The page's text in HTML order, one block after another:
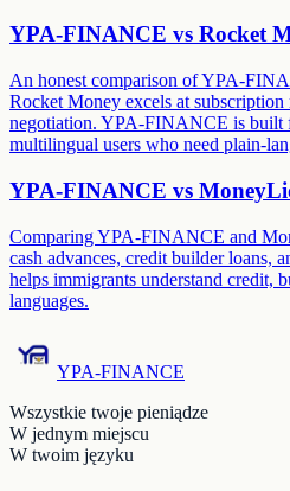
YPA-FINANCE vs Rocket
An honest comparison of YPA-
Rocket Money excels at subscription
negotiation. YPA-FINANCE is built
multilingual users who need plain-
YPA-FINANCE vs
Comparing YPA-FINANCE and
cash advances, credit builder
helps immigrants understand credit,
languages.
YPA-FINANCE
Wszystkie twoje pieniądze
W jednym miejscu
W twoim języku